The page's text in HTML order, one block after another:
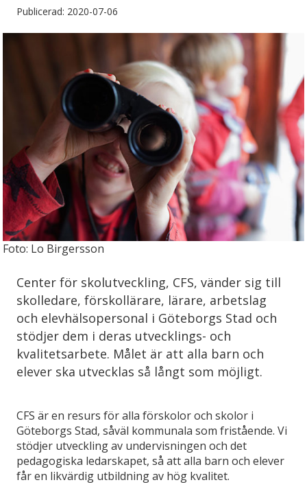
Publicerad: 2020-07-06
Foto: Lo Birgersson
Center för skolutveckling, CFS, vänder sig till
skolledare, förskollärare, lärare, arbetslag
och elevhälsopersonal i Göteborgs Stad och
stödjer dem i deras utvecklings- och
kvalitetsarbete. Målet är att alla barn och
elever ska utvecklas så långt som möjligt.
CFS är en resurs för alla förskolor och skolor i
Göteborgs Stad, såväl kommunala som fristående. Vi
stödjer utveckling av undervisningen och det
pedagogiska ledarskapet, så att alla barn och elever
får en likvärdig utbildning av hög kvalitet.